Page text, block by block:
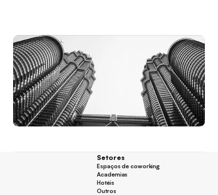
Setores
Espaços de coworking
Espaços de coworking
Academias
Academias
Hotéis
Hotéis
Outros